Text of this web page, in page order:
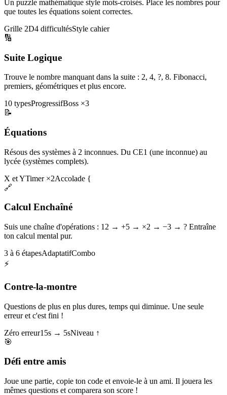
Un puzzle mathématique style mots-croisés. Place les nombres pour
que toutes les équations soient correctes.
Grille 2D4 difficultésStyle cahier
🔢
Suite Logique
Trouve le nombre manquant dans la suite : 2, 4, ?, 8. Fibonacci,
premiers, géométriques et plus encore.
10 typesProgressifBoss ×3
📝
Équations
Résous des systèmes à 2 inconnues. Du CE1 (une inconnue) au
lycée (systèmes complets).
X et YTimer ×2Accolade {
🔗
Calcul Enchaîné
Suis une chaîne d'opérations : 12 → +5 → ×2 → −3 → ? Entraîne
ton calcul mental pur.
3 à 6 étapesAdaptatifCombo
⚡
Contre-la-montre
Questions de plus en plus dures, temps qui diminue. Une seule
erreur et c'est fini !
Zéro erreur15s → 5sNiveau ↑
🎯
Défi entre amis
Joue une partie, copie ton code et envoie-le à un ami. Il jouera les
mêmes questions et comparera son score !